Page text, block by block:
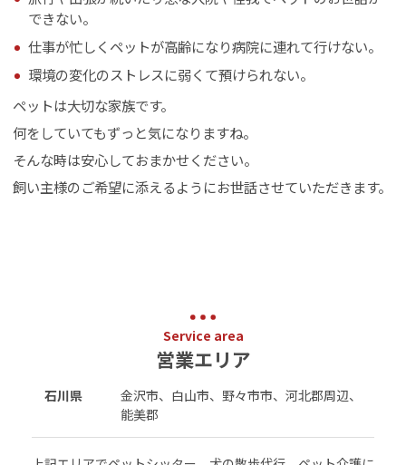
できない。
仕事が忙しくペットが高齢になり病院に連れて行けない。
環境の変化のストレスに弱くて預けられない。
ペットは大切な家族です。
何をしていてもずっと気になりますね。
そんな時は安心しておまかせください。
飼い主様のご希望に添えるようにお世話させていただきます。
Service area
営業エリア
石川県
金沢市、白山市、野々市市、河北郡周辺、
能美郡